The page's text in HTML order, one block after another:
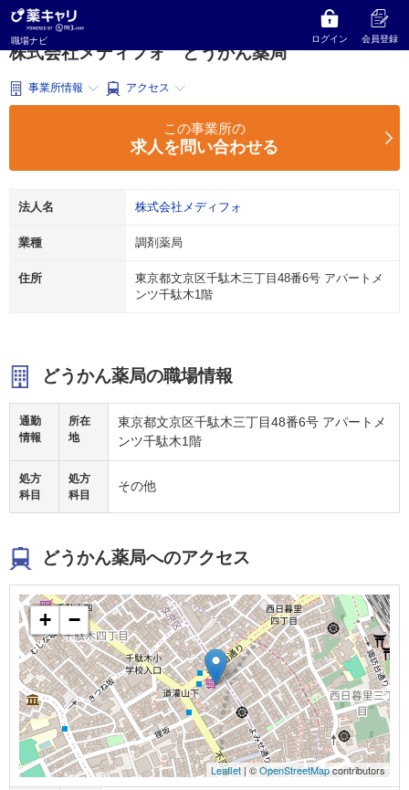
職場ナビ ログイン 会員登録
薬キャリ 職場ナビ
株式会社メディフォ
どうかん薬局
株式会社メディフォ どうかん薬局
事業所情報 アクセス
この事業所の
求人を問い合わせる
法人名 株式会社メディフォ
業種 調剤薬局
住所
東京都文京区千駄木三丁目48番6号 アパートメ
ンツ千駄木1階
どうかん薬局の職場情報
通勤
情報
所在
地
東京都文京区千駄木三丁目48番6号 アパートメ
ンツ千駄木1階
処方
科目
処方
科目
その他
どうかん薬局へのアクセス
+ −
Leaflet| ©OpenStreetMapcontributors